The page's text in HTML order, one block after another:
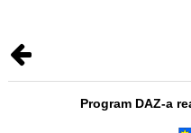
Program DAZ-a